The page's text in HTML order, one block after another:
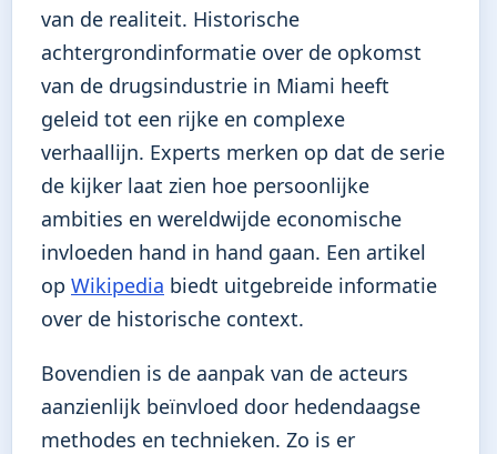
van de realiteit. Historische
achtergrondinformatie over de opkomst
van de drugsindustrie in Miami heeft
geleid tot een rijke en complexe
verhaallijn. Experts merken op dat de serie
de kijker laat zien hoe persoonlijke
ambities en wereldwijde economische
invloeden hand in hand gaan. Een artikel
op Wikipedia biedt uitgebreide informatie
over de historische context.
Bovendien is de aanpak van de acteurs
aanzienlijk beïnvloed door hedendaagse
methodes en technieken. Zo is er